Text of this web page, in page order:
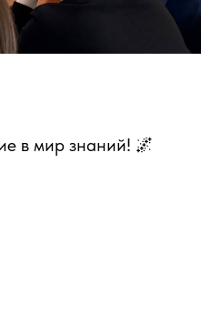
в мир знаний! 🌌